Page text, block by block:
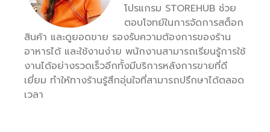
โปรแกรม STOREHUB ช่วย
ตอบโจทย์ในการจัดการสต็อก
สินค้า และดูยอดขาย รองรับความต้องการของร้าน
อาหารได้ และใช้งานง่าย พนักงานสามารถเรียนรู้การใช้
งานได้อย่างรวดเร็วอีกทั้งมีบริการหลังการขายที่ดี
เยี่ยม ทำให้ทางร้านรู้สึกอุ่นใจที่สามารถปรึกษาได้ตลอด
เวลา